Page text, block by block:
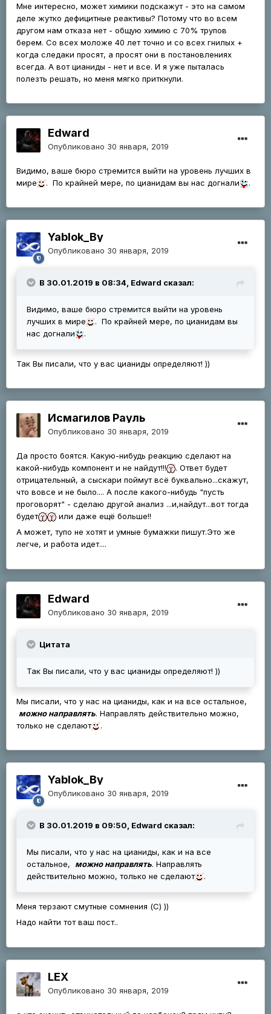
Мне интересно, может химики подскажут - это на самом
деле жутко дефицитные реактивы? Потому что во всем
другом нам отказа нет - общую химию с 70% трупов
берем. Со всех моложе 40 лет точно и со всех гнилых +
когда следаки просят, а просят они в постановлениях
всегда. А вот цианиды - нет и все. И я уже пыталась
полезть решать, но меня мягко приткнули.
Edward
Опубликовано 30 января, 2019
Видимо, ваше бюро стремится выйти на уровень лучших в
мире
. По крайней мере, по цианидам вы нас догнали .
Yablok_By
Опубликовано 30 января, 2019
В 30.01.2019 в 08:34, Edward сказал:
Видимо, ваше бюро стремится выйти на уровень
лучших в мире
. По крайней мере, по цианидам вы
нас догнали
.
Так Вы писали, что у вас цианиды определяют! ))
Исмагилов Рауль
Опубликовано 30 января, 2019
Да просто боятся. Какую-нибудь реакцию сделают на
какой-нибудь компонент и не найдут!!!
. Ответ будет
отрицательный, а сыскари поймут всё буквально...скажут,
что вовсе и не было.... А после какого-нибудь "пусть
проговорят" - сделаю другой анализ ...и,найдут...вот тогда
будет
или даже ещё больше!!
А может, тупо не хотят и умные бумажки пишут.Это же
легче, и работа идет....
Edward
Опубликовано 30 января, 2019
Цитата
Так Вы писали, что у вас цианиды определяют! ))
Мы писали, что у нас на цианиды, как и на все остальное,
можно направлять. Направлять действительно можно,
только не сделают
.
Yablok_By
Опубликовано 30 января, 2019
В 30.01.2019 в 09:50, Edward сказал:
Мы писали, что у нас на цианиды, как и на все
остальное, можно направлять. Направлять
действительно можно, только не сделают
.
Меня терзают смутные сомнения (С) ))
Надо найти тот ваш пост..
LEX
Опубликовано 30 января, 2019